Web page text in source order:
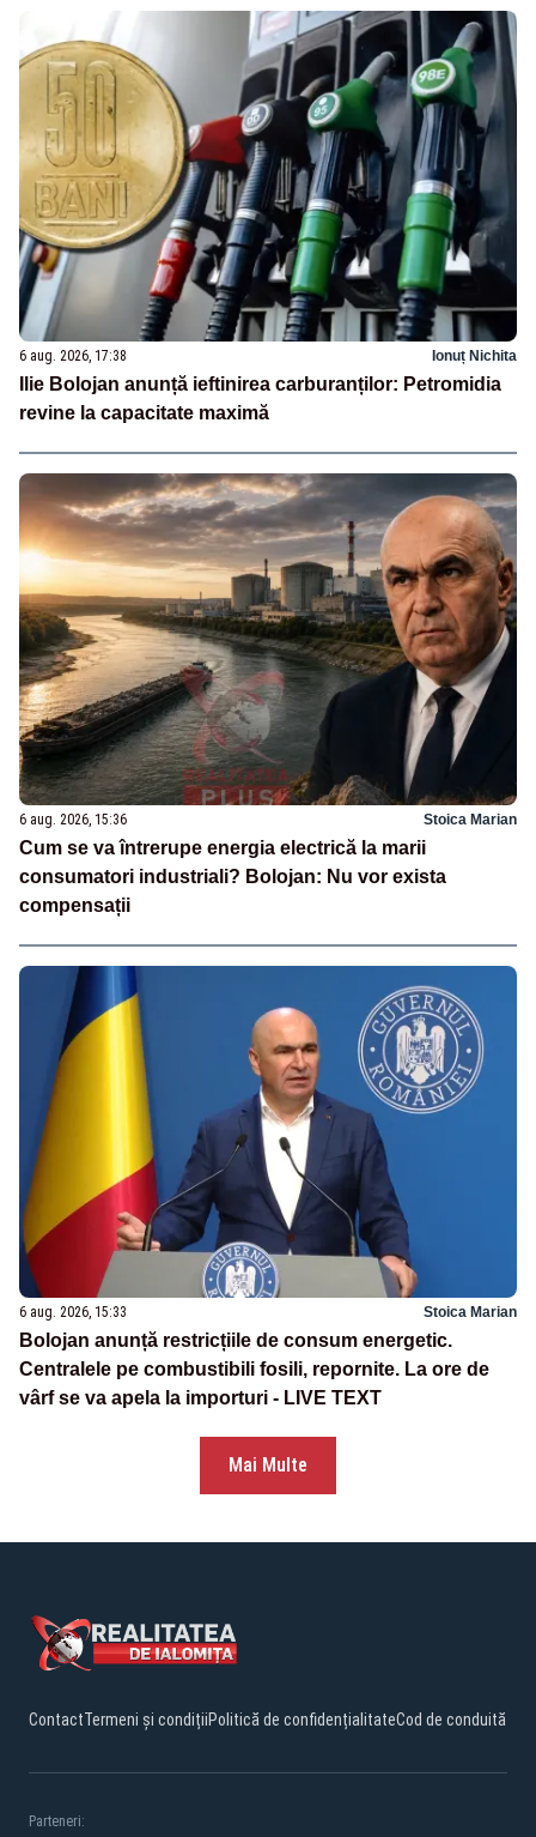
6 aug. 2026, 17:38 Ionuț Nichita
Ilie Bolojan anunță ieftinirea carburanților: Petromidia
revine la capacitate maximă
6 aug. 2026, 15:36 Stoica Marian
Cum se va întrerupe energia electrică la marii
consumatori industriali? Bolojan: Nu vor exista
compensații
6 aug. 2026, 15:33 Stoica Marian
Bolojan anunță restricțiile de consum energetic.
Centralele pe combustibili fosili, repornite. La ore de
vârf se va apela la importuri - LIVE TEXT
Mai Multe
ContactTermeni și condițiiPolitică de confidențialitateCod de conduită
Parteneri: